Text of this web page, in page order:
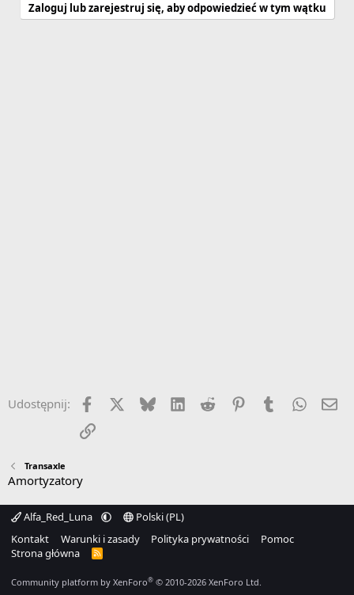
Zaloguj lub zarejestruj się, aby odpowiedzieć w tym wątku
Udostępnij: Facebook Bluesky LinkedInReddit PinterestTumblr
Link
Transaxle
Amortyzatory
Alfa_Red_Luna
Polski (PL)
Kontakt
Warunki i zasady Polityka prywatności
Pomoc
Strona główna
R
Community platform by XenForo® © 2010-2026 XenForo Ltd.